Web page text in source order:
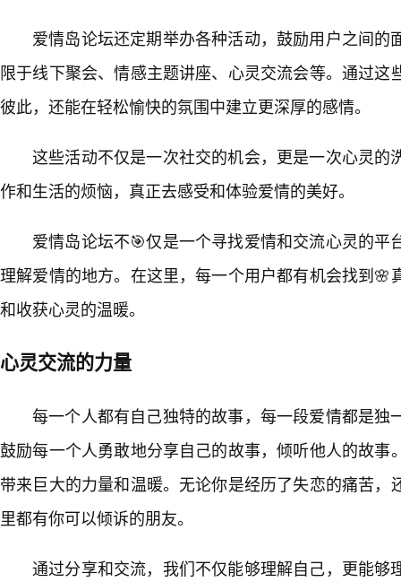
爱情岛论坛还定期举办各种活动，鼓励用户之间的
限于线下聚会、情感主题讲座、心灵交流会等。通过这
彼此，还能在轻松愉快的氛围中建立更深厚的感情。
这些活动不仅是一次社交的机会，更是一次心灵的
作和生活的烦恼，真正去感受和体验爱情的美好。
爱情岛论坛不🎯仅是一个寻找爱情和交流心灵的平
理解爱情的地方。在这里，每一个用户都有机会找到🌸
和收获心灵的温暖。
心灵交流的力量
每一个人都有自己独特的故事，每一段爱情都是独
鼓励每一个人勇敢地分享自己的故事，倾听他人的故事
带来巨大的力量和温暖。无论你是经历了失恋的痛苦，
里都有你可以倾诉的朋友。
通过分享和交流，我们不仅能够理解自己，更能够